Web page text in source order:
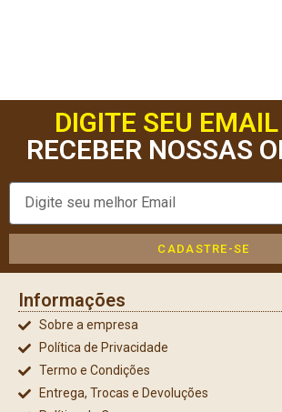
DIGITE SEU EMAIL
RECEBER NOSSAS
CADASTRE-SE
Informações
Sobre a empresa
Política de Privacidade
Termo e Condições
Entrega, Trocas e Devoluções